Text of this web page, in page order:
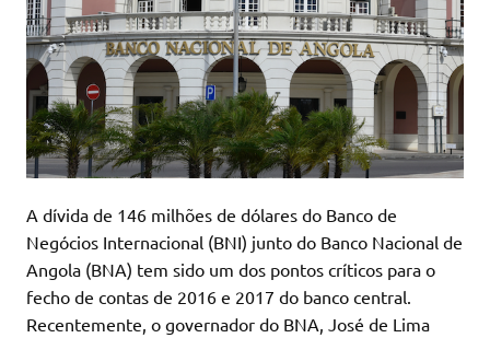
A dívida de 146 milhões de dólares do Banco de
Negócios Internacional (BNI) junto do Banco Nacional de
Angola (BNA) tem sido um dos pontos críticos para o
fecho de contas de 2016 e 2017 do banco central.
Recentemente, o governador do BNA, José de Lima